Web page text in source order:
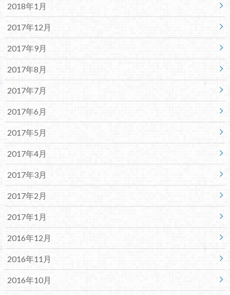
2018年1月
2017年12月
2017年9月
2017年8月
2017年7月
2017年6月
2017年5月
2017年4月
2017年3月
2017年2月
2017年1月
2016年12月
2016年11月
2016年10月